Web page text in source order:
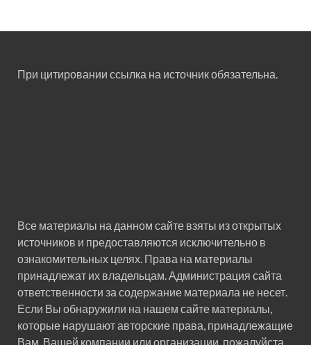
При цитировании ссылка на источник обязательна.
Все материалы на данном сайте взяты из открытых
источников и предоставляются исключительно в
ознакомительных целях. Права на материалы
принадлежат их владельцам. Администрация сайта
ответственности за содержание материала не несет.
Если Вы обнаружили на нашем сайте материалы,
которые нарушают авторские права, принадлежащие
Вам, Вашей компании или организации, пожалуйста,